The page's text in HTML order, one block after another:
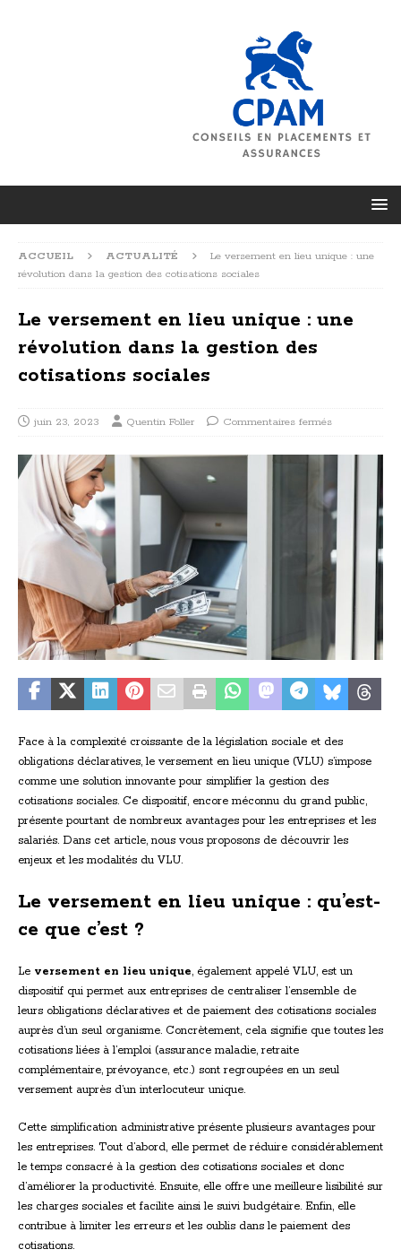
ACCUEIL ACTUALITÉ
Le versement en lieu unique : une
révolution dans la gestion des cotisations sociales
Le versement en lieu unique : une
révolution dans la gestion des
cotisations sociales
juin 23, 2023 Quentin Foller Commentaires fermés
Face à la complexité croissante de la législation sociale et des
obligations déclaratives, le versement en lieu unique (VLU) s’impose
comme une solution innovante pour simplifier la gestion des
cotisations sociales. Ce dispositif, encore méconnu du grand public,
présente pourtant de nombreux avantages pour les entreprises et les
salariés. Dans cet article, nous vous proposons de découvrir les
enjeux et les modalités du VLU.
Le versement en lieu unique : qu’est-
ce que c’est ?
Le versement en lieu unique, également appelé VLU, est un
dispositif qui permet aux entreprises de centraliser l’ensemble de
leurs obligations déclaratives et de paiement des cotisations sociales
auprès d’un seul organisme. Concrètement, cela signifie que toutes les
cotisations liées à l’emploi (assurance maladie, retraite
complémentaire, prévoyance, etc.) sont regroupées en un seul
versement auprès d’un interlocuteur unique.
Cette simplification administrative présente plusieurs avantages pour
les entreprises. Tout d’abord, elle permet de réduire considérablement
le temps consacré à la gestion des cotisations sociales et donc
d’améliorer la productivité. Ensuite, elle offre une meilleure lisibilité sur
les charges sociales et facilite ainsi le suivi budgétaire. Enfin, elle
contribue à limiter les erreurs et les oublis dans le paiement des
cotisations.